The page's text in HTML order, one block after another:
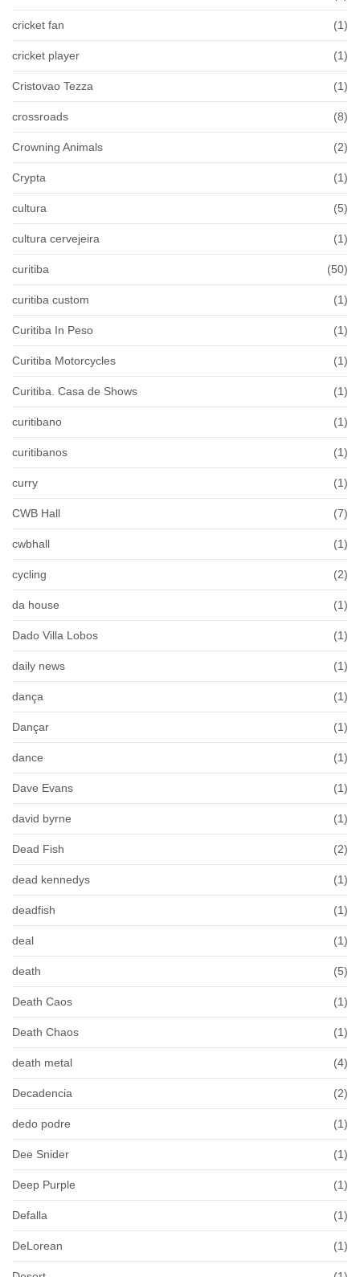
cricket fan (1)
cricket player (1)
Cristovao Tezza (1)
crossroads (8)
Crowning Animals (2)
Crypta (1)
cultura (5)
cultura cervejeira (1)
curitiba (50)
curitiba custom (1)
Curitiba In Peso (1)
Curitiba Motorcycles (1)
Curitiba. Casa de Shows (1)
curitibano (1)
curitibanos (1)
curry (1)
CWB Hall (7)
cwbhall (1)
cycling (2)
da house (1)
Dado Villa Lobos (1)
daily news (1)
dança (1)
Dançar (1)
dance (1)
Dave Evans (1)
david byrne (1)
Dead Fish (2)
dead kennedys (1)
deadfish (1)
deal (1)
death (5)
Death Caos (1)
Death Chaos (1)
death metal (4)
Decadencia (2)
dedo podre (1)
Dee Snider (1)
Deep Purple (1)
Defalla (1)
DeLorean (1)